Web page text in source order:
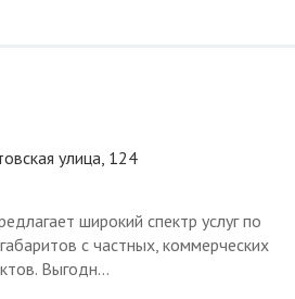
улица, 124
широкий спектр услуг по
с частных, коммерческих
Выгодн...